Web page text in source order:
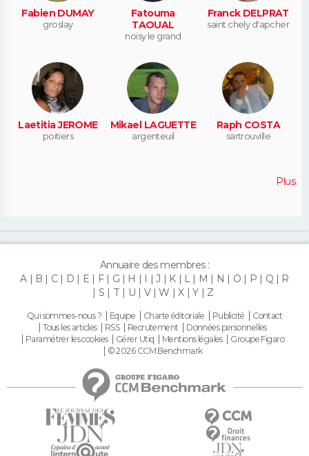
Fabien DUMAY
groslay
Fatouma
TAOUAL
noisy le grand
Franck DELPRAT
saint chely d'apcher
Laetitia JEROME
poitiers
Mikael LAGUETTE
argenteuil
Raph COSTA
sartrouville
Plus
Annuaire des membres :
A
B C D E F G H I J K L M N O P Q
R
S
T U V W X Y Z
Qui sommes-nous ? Equipe Charte éditoriale Publicité
Contact
Tous les articles
RSS Recrutement
Données personnelles
Paramétrer les cookies
Gérer Utiq Mentions légales
Groupe Figaro
© 2026 CCM Benchmark